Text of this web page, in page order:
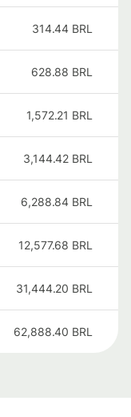
314.44 BRL
628.88 BRL
1,572.21 BRL
3,144.42 BRL
6,288.84 BRL
12,577.68 BRL
31,444.20 BRL
62,888.40 BRL